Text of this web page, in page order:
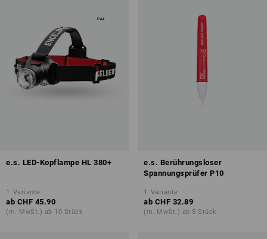
e.s. LED-Kopflampe HL 380+
1 Variante
ab CHF 45.90
(m. MwSt.) ab 10 Stück
e.s. Berührungsloser
Spannungsprüfer P10
1 Variante
ab CHF 32.89
(m. MwSt.) ab 5 Stück